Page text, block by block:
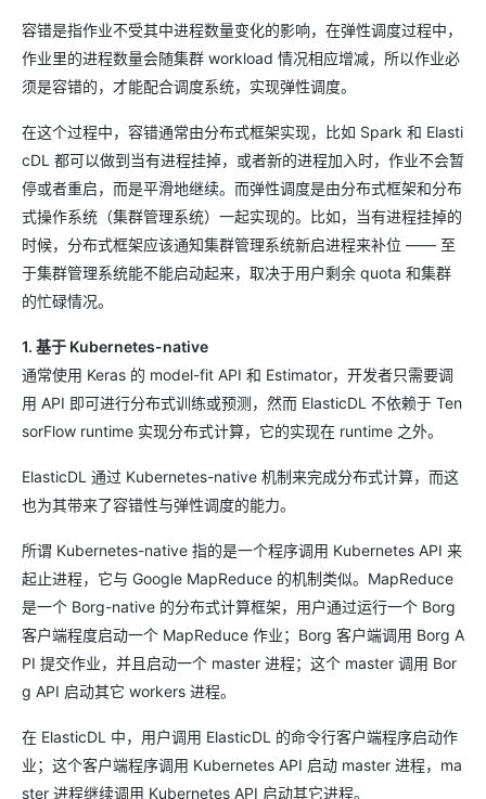
容错是指作业不受其中进程数量变化的影响，在弹性调度过程中，
作业里的进程数量会随集群 workload 情况相应增减，所以作业必
须是容错的，才能配合调度系统，实现弹性调度。
在这个过程中，容错通常由分布式框架实现，比如 Spark 和 Elasti
cDL 都可以做到当有进程挂掉，或者新的进程加入时，作业不会暂
停或者重启，而是平滑地继续。而弹性调度是由分布式框架和分布
式操作系统（集群管理系统）一起实现的。比如，当有进程挂掉的
时候，分布式框架应该通知集群管理系统新启进程来补位 —— 至
于集群管理系统能不能启动起来，取决于用户剩余 quota 和集群
的忙碌情况。
1. 基于 Kubernetes-native
通常使用 Keras 的 model-fit API 和 Estimator，开发者只需要调
用 API 即可进行分布式训练或预测，然而 ElasticDL 不依赖于 Ten
sorFlow runtime 实现分布式计算，它的实现在 runtime 之外。
ElasticDL 通过 Kubernetes-native 机制来完成分布式计算，而这
也为其带来了容错性与弹性调度的能力。
所谓 Kubernetes-native 指的是一个程序调用 Kubernetes API 来
起止进程，它与 Google MapReduce 的机制类似。MapReduce
是一个 Borg-native 的分布式计算框架，用户通过运行一个 Borg
客户端程度启动一个 MapReduce 作业；Borg 客户端调用 Borg A
PI 提交作业，并且启动一个 master 进程；这个 master 调用 Bor
g API 启动其它 workers 进程。
在 ElasticDL 中，用户调用 ElasticDL 的命令行客户端程序启动作
业；这个客户端程序调用 Kubernetes API 启动 master 进程，ma
ster 进程继续调用 Kubernetes API 启动其它进程。